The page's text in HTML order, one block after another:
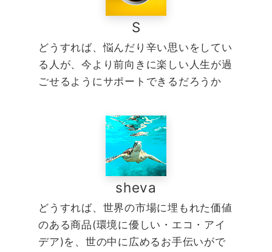
S
どうすれば、悩んだり辛い思いをしてい
る人が、今より前向きに楽しい人生が過
ごせるようにサポートできるだろうか
sheva
どうすれば、世界の市場に埋もれた価値
のある商品(環境に優しい・エコ・アイ
デア)を、世の中に広めるお手伝いがで